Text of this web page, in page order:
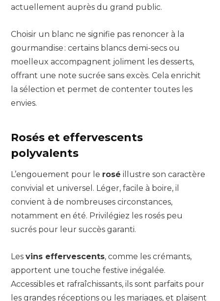
actuellement auprès du grand public.
Choisir un blanc ne signifie pas renoncer à la
gourmandise : certains blancs demi-secs ou
moelleux accompagnent joliment les desserts,
offrant une note sucrée sans excès. Cela enrichit
la sélection et permet de contenter toutes les
envies.
Rosés et effervescents
polyvalents
L’engouement pour le rosé illustre son caractère
convivial et universel. Léger, facile à boire, il
convient à de nombreuses circonstances,
notamment en été. Privilégiez les rosés peu
sucrés pour leur succès garanti.
Les vins effervescents, comme les crémants,
apportent une touche festive inégalée.
Accessibles et rafraîchissants, ils sont parfaits pour
les grandes réceptions ou les mariages, et plaisent